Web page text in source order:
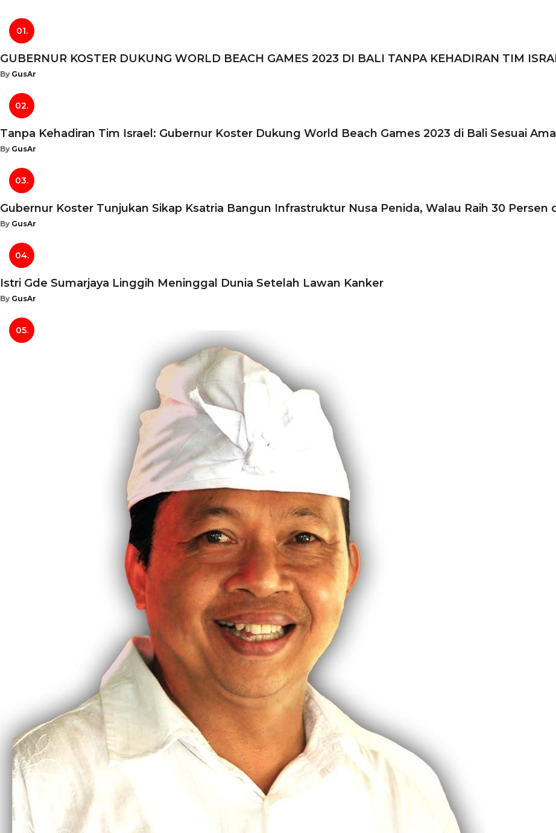
01.
GUBERNUR KOSTER DUKUNG WORLD BEACH GAMES 2023 DI BALI TANPA KEHADIRAN TIM
By GusAr
02.
Tanpa Kehadiran Tim Israel: Gubernur Koster Dukung World Beach Games 2023 di Bali Sesuai
By GusAr
03.
Gubernur Koster Tunjukan Sikap Ksatria Bangun Infrastruktur Nusa Penida, Walau Raih 30 Persen
By GusAr
04.
Istri Gde Sumarjaya Linggih Meninggal Dunia Setelah Lawan Kanker
By GusAr
05.